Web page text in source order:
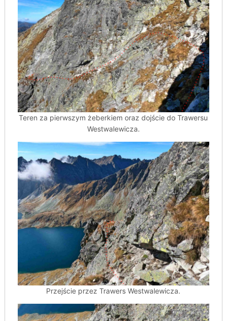
Teren za pierwszym żeberkiem oraz dojście do Trawersu
Westwalewicza.
Przejście przez Trawers Westwalewicza.